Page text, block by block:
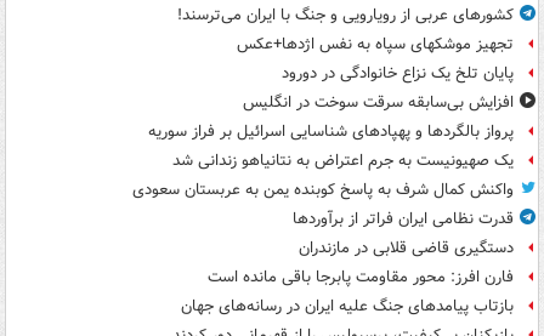
کشورهای عربی از رویارویی و جنگ با ایران می‌ترسند!
تجهیز موشکهای سپاه به نفس اژدها+عکس
پایان تلخ یک نزاع خانوادگی در دورود
افزایش بی‌سابقه سرقت سوخت در انگلیس
پرواز بالگردها و پهپادهای شناسایی اسرائیل بر فراز سوریه
یک صهیونیست به جرم اعتراض به نتانیاهو زندانی شد
واکنش کمال شرف به پاسخ کوبنده یمن به عربستان سعودی
قدرت نظامی ایران فراتر از برآوردها
دستگیری قاضی قلابی در مازندران
فارن افرز: محور مقاومت پابرجا باقی مانده است
بازتاب پیامدهای جنگ علیه ایران در رسانه‌های جهان